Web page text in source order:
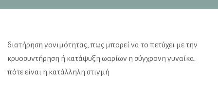
διατήρηση γονιμότητας, πως μπορεί να το πετύχει με την
κρυοσυντήρηση ή κατάψυξη ωαρίων η σύγχρονη γυναίκα.
πότε είναι η κατάλληλη στιγμή